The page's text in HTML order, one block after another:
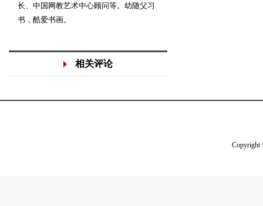
长、中国网教艺术中心顾问等。幼随父习
书，酷爱书画。
相关评论
Copyright